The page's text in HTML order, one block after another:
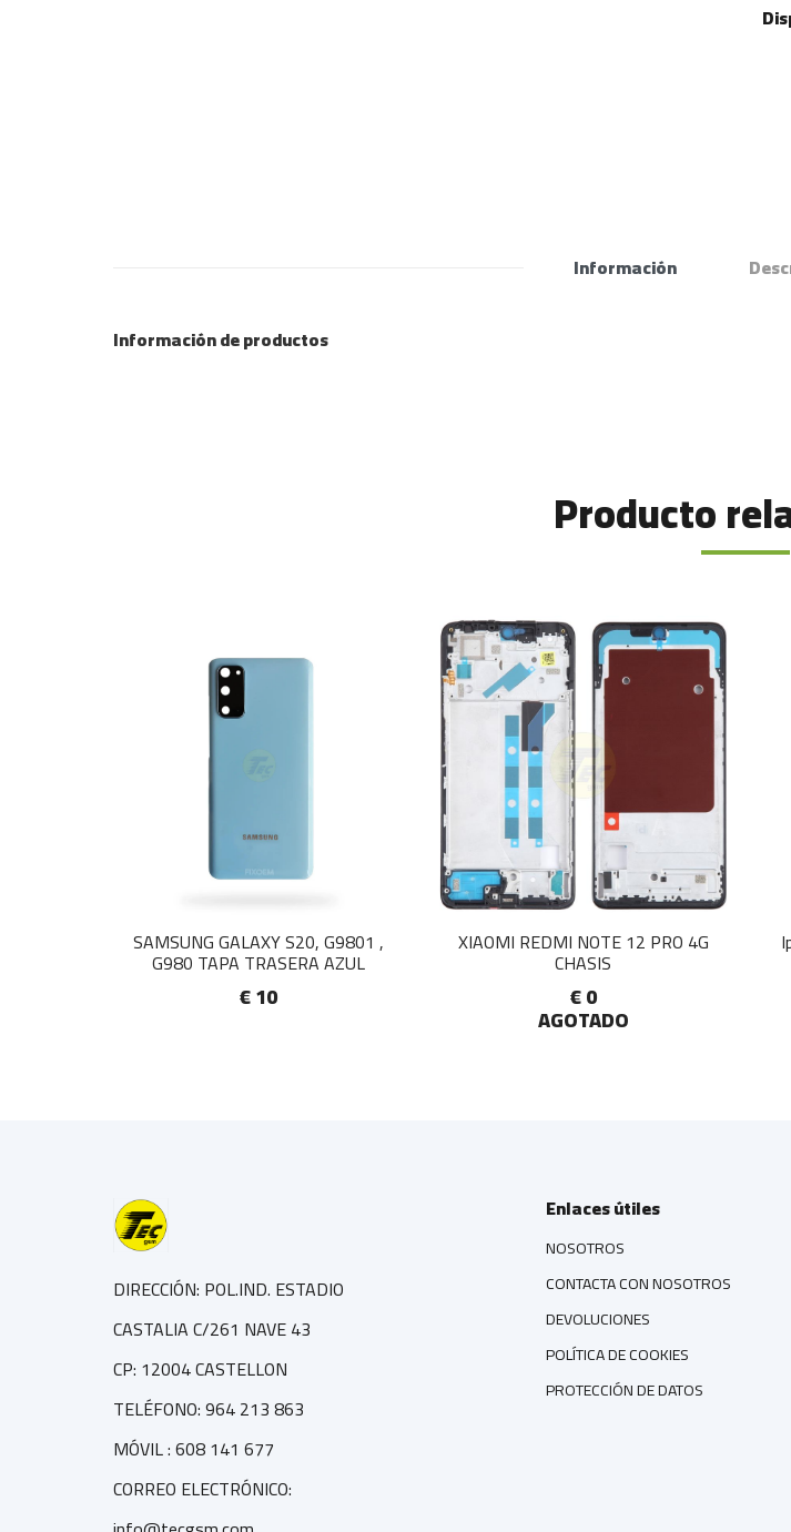
Información
Información de productos
Producto
SAMSUNG GALAXY S20, G9801 ,
G980 TAPA TRASERA AZUL
€ 10
XIAOMI REDMI NOTE 12 PRO 4G
CHASIS
€ 0
AGOTADO
DIRECCIÓN: POL.IND. ESTADIO
CASTALIA C/261 NAVE 43
CP: 12004 CASTELLON
TELÉFONO: 964 213 863
MÓVIL : 608 141 677
CORREO ELECTRÓNICO:
Enlaces útiles
NOSOTROS
CONTACTA CON NOSOTROS
DEVOLUCIONES
POLÍTICA DE COOKIES
PROTECCIÓN DE DATOS